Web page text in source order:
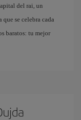
del rai, un
se celebra cada
baratos: tu mejor